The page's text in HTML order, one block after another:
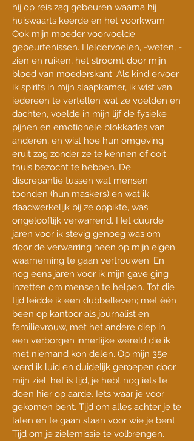
hij op reis zag gebeuren waarna hij
huiswaarts keerde en het voorkwam.
Ook mijn moeder voorvoelde
gebeurtenissen. Heldervoelen, -weten, -
zien en ruiken, het stroomt door mijn
bloed van moederskant. Als kind ervoer
ik spirits in mijn slaapkamer, ik wist van
iedereen te vertellen wat ze voelden en
dachten, voelde in mijn lijf de fysieke
pijnen en emotionele blokkades van
anderen, en wist hoe hun omgeving
eruit zag zonder ze te kennen of ooit
thuis bezocht te hebben. De
discrepantie tussen wat mensen
toonden (hun maskers) en wat ik
daadwerkelijk bij ze oppikte, was
ongelooflijk verwarrend. Het duurde
jaren voor ik stevig genoeg was om
door de verwarring heen op mijn eigen
waarneming te gaan vertrouwen. En
nog eens jaren voor ik mijn gave ging
inzetten om mensen te helpen. Tot die
tijd leidde ik een dubbelleven; met één
been op kantoor als journalist en
familievrouw, met het andere diep in
een verborgen innerlijke wereld die ik
met niemand kon delen. Op mijn 35e
werd ik luid en duidelijk geroepen door
mijn ziel: het is tijd, je hebt nog iets te
doen hier op aarde. Iets waar je voor
gekomen bent. Tijd om alles achter je te
laten en te gaan staan voor wie je bent.
Tijd om je zielemissie te volbrengen.